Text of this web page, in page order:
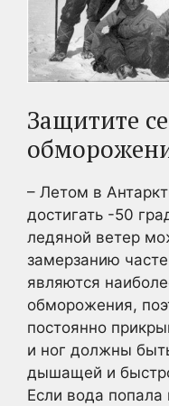
Защитите
– Летом в
достигать -50
ледяной ветер
замерзанию
являются
обморожения,
постоянно
и ног должны
дышащей и
Если вода